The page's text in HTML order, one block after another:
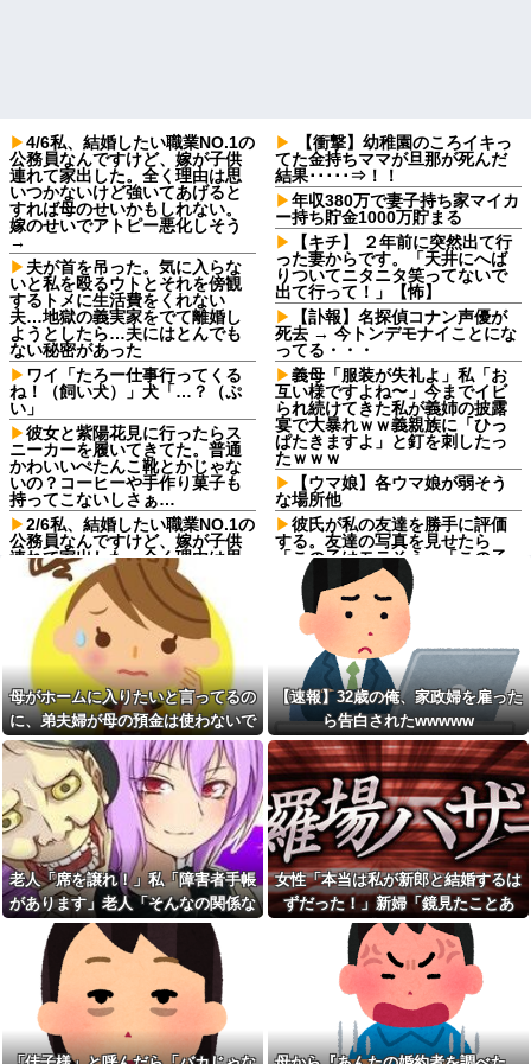
4/6私、結婚したい職業NO.1の
公務員なんですけど、嫁が子供
連れて家出した。全く理由は思
いつかないけど強いてあげると
すれば母のせいかもしれない。
嫁のせいでアトピー悪化しそう
→
夫が首を吊った。気に入らな
いと私を殴るウトとそれを傍観
するトメに生活費をくれない
夫…地獄の義実家をでて離婚し
ようとしたら…夫にはとんでも
ない秘密があった
ワイ「たろー仕事行ってくる
ね！（飼い犬）」犬「…？（ぷ
い」
彼女と紫陽花見に行ったらス
ニーカーを履いてきてた。普通
かわいいぺたんこ靴とかじゃな
いの？コーヒーや手作り菓子も
持ってこないしさぁ…
2/6私、結婚したい職業NO.1の
公務員なんですけど、嫁が子供
連れて家出した。全く理由は思
いつかないけど強いてあげると
すれば母のせいかもしれない。
嫁のせいでアトピー悪化しそう
【驚愕】 新幹線じゃなく『帰
省費4000円』安くなる在来線で
帰省した結果ｗｗｗｗｗ
子供がバイトで貯めた資金で
旅行中の話だけど、ちょっとお
金足りないから貸してくれる？
って連絡きた
私「50万円使ったって本
当？」監査ママ「来月には絶対
返すから…」→約束を信じて待
った結果、警察に通報すること
になり…
俺「お前ら親指の指紋を見て
みろｗ」スレ民「何があるん
だ？」→見た瞬間、思わず笑っ
てしまう人が続出して…
40度近い熱と頭痛で朦朧とし
ながら病院行ったら、受付嬢が
「予約のない人は診ません」と
拒否された。タクシーを呼ぶた
めの電話も貸してくれず...
今日は大館まげわっぱに詰め
た弁当。豚ロースの塩こうじ＆
【衝撃】幼稚園のころイキっ
てた金持ちママが旦那が死んだ
結果･････⇒！！
年収380万で妻子持ち家マイカ
ー持ち貯金1000万貯まる
【キチ】 ２年前に突然出て行
った妻からです。「天井にへば
りついてニタニタ笑ってないで
出て行って！」【怖】
【訃報】名探偵コナン声優が
死去 → 今トンデモナイことにな
ってる・・・
義母「服装が失礼よ」私「お
互い様ですよね〜」今までイビ
られ続けてきた私が義姉の披露
宴で大暴れｗｗ義親族に「ひっ
ぱたきますよ」と釘を刺したっ
たｗｗｗ
【ウマ娘】各ウマ娘が弱そう
な場所他
彼氏が私の友達を勝手に評価
する。友達の写真を見せたら
「この子はモテそう」「この子
は彼氏できなさそう」
【悲報】Vアンチさん、劇場版
メイドインアビスの主題歌がVチ
ューバーで壊れてしまうｗｗｗ
ｗｗｗｗｗｗｗｗ
【速報】村上26本 大谷26本
wwwwwwwwwwwwwwwwww
wwwwwwwwwwww
ママ「子供がお絵かきに使う
からアルコールマーカーを貸し
てクレクレ」私「これ１本４０
０円するんで幼児には高価な画
材ですよ」→ママは引き下がら
ず、勝手に持ち出しやがった！
【愕然】結婚1年で嫁が同僚と
急接近！？浮気の予感で眠れな
い夜が続く理由がコレｗｗｗｗ
我が家のボドゲ趣味に「古臭
いｗｗ」とマウントを取ってき
た義弟嫁、謎の対抗心でスマホ
ゲームに100万単位の重課金＆借
金発覚で離婚確定！「お前らが
ボドゲやってるのが悪い」と責
任転嫁してきたんだがｗｗｗｗ
クレーマーに「何十万の買い
物をしたと思ってるの！？」と
怒鳴られた。しかし合計は9217
母がホームに入りたいと言ってるの
に、弟夫婦が母の預金は使わないで
と言ってきた。我が弟ながら情けな
くて溜息が出る
【速報】32歳の俺、家政婦を雇った
ら告白されたwwwww
老人「席を譲れ！」私「障害者手帳
があります」老人「そんなの関係な
い！」→暴言を浴びせられた直後、
周囲が動き出して…
女性「本当は私が新郎と結婚するは
ずだった！」新婦「鏡見たことあ
る？」→披露宴が一瞬で騒然となっ
て…